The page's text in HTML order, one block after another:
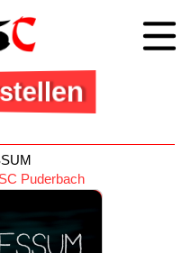
Puderbach